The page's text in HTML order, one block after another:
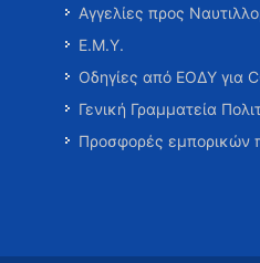
Αγγελίες προς
Ε.Μ.Υ.
Οδηγίες από ΕΟΔΥ για
Γενική Γραμματεία
Προσφορές εμπορικών